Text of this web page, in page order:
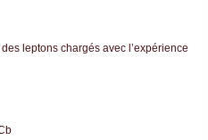
leptons chargés avec l’expérience